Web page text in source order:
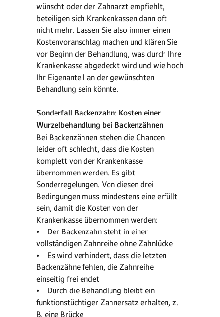
wünscht oder der Zahnarzt empfiehlt,
beteiligen sich Krankenkassen dann oft
nicht mehr. Lassen Sie also immer einen
Kostenvoranschlag machen und klären Sie
vor Beginn der Behandlung, was durch Ihre
Krankenkasse abgedeckt wird und wie hoch
Ihr Eigenanteil an der gewünschten
Behandlung sein könnte.
Sonderfall Backenzahn: Kosten einer
Wurzelbehandlung bei Backenzähnen
Bei Backenzähnen stehen die Chancen
leider oft schlecht, dass die Kosten
komplett von der Krankenkasse
übernommen werden. Es gibt
Sonderregelungen. Von diesen drei
Bedingungen muss mindestens eine erfüllt
sein, damit die Kosten von der
Krankenkasse übernommen werden:
• Der Backenzahn steht in einer
vollständigen Zahnreihe ohne Zahnlücke
• Es wird verhindert, dass die letzten
Backenzähne fehlen, die Zahnreihe
einseitig frei endet
• Durch die Behandlung bleibt ein
funktionstüchtiger Zahnersatz erhalten, z.
B. eine Brücke